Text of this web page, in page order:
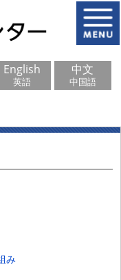
English
英語
中文
中国語
み